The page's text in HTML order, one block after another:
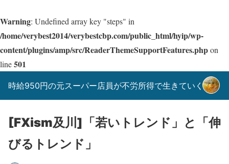
Warning: Undefined array key "steps" in
/home/verybest2014/verybestcbp.com/public_html/hyip/wp-
content/plugins/amp/src/ReaderThemeSupportFeatures.phpon
line501
時給950円の元スーパー店員が不労所得で生きていく！
[FXism及川]「若いトレンド」と「伸
びるトレンド」